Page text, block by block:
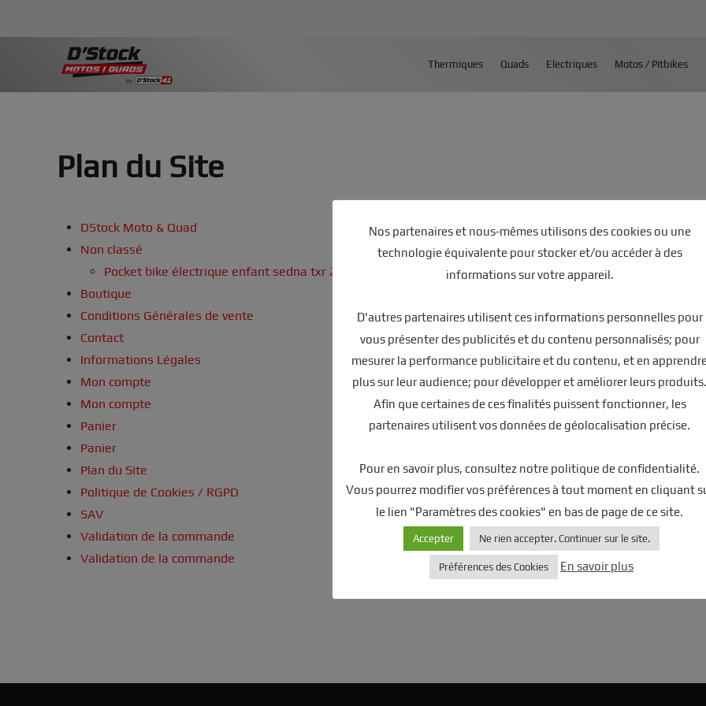
Thermiques Quads Electriques Motos / Pitbikes
Plan du Site
DStock Moto & Quad
Non classé
Pocket bike électrique enfant sedna txr 250w Bleu
Boutique
Conditions Générales de vente
Contact
Informations Légales
Mon compte
Mon compte
Panier
Panier
Plan du Site
Politique de Cookies / RGPD
SAV
Validation de la commande
Validation de la commande
Nos partenaires et nous-mêmes utilisons des cookies ou une
technologie équivalente pour stocker et/ou accéder à des
informations sur votre appareil.
D'autres partenaires utilisent ces informations personnelles pour
vous présenter des publicités et du contenu personnalisés; pour
mesurer la performance publicitaire et du contenu, et en
plus sur leur audience; pour développer et améliorer leurs produits.
Afin que certaines de ces finalités puissent fonctionner, les
partenaires utilisent vos données de géolocalisation précise.
Pour en savoir plus, consultez notre politique de confidentialité.
Vous pourrez modifier vos préférences à tout moment en cliquant
le lien "Paramètres des cookies" en bas de page de ce site.
Accepter Ne rien accepter. Continuer sur le site.
Préférences des Cookies En savoir plus